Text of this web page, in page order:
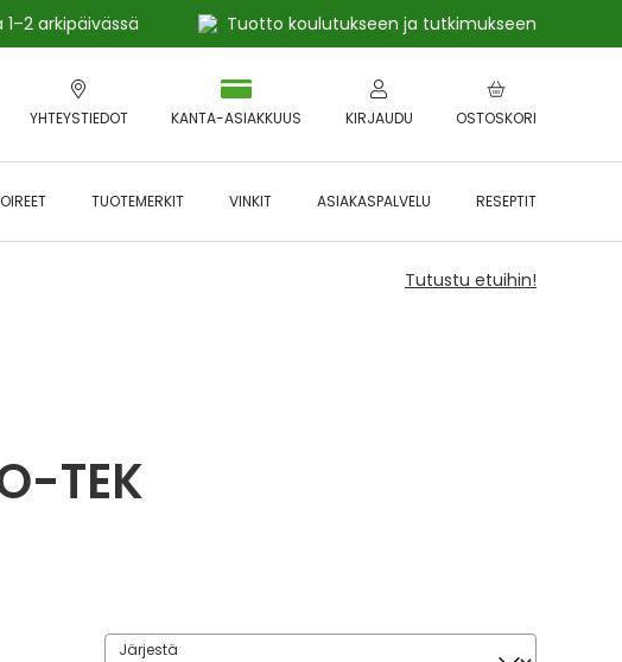
arkipäivässä
Tuotto koulutukseen ja tutkimukseen
YHTEYSTIEDOT OSTOSKORI
KANTA-ASIAKKUUS KIRJAUDU
OIREET TUOTEMERKIT VINKIT ASIAKASPALVELU RESEPTIT
Tutustu etuihin!
TEK
Järjestä
Järjestä